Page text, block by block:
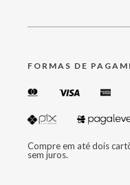
FORMAS DE
Compre em até dois
sem juros.